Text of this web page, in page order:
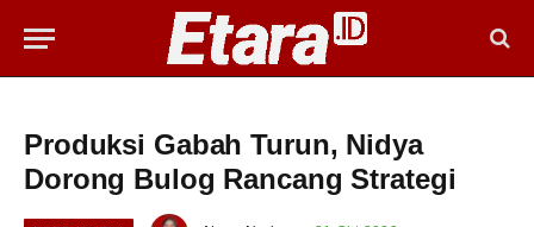
Produksi Gabah Turun, Nidya
Dorong Bulog Rancang Strategi